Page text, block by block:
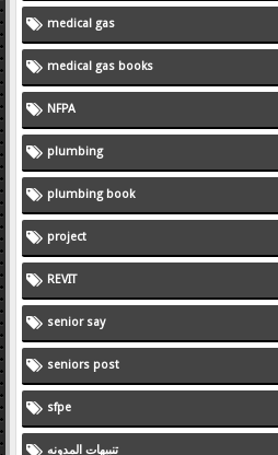
medical gas
medical gas books
NFPA
plumbing
plumbing book
project
REVIT
senior say
seniors post
sfpe
تنبيهات المدونه